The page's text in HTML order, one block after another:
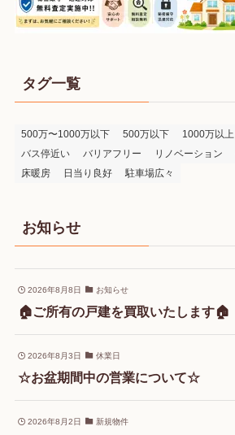
タグ一覧
500万〜1000万以下 500万以下 1000万以上
バス停近い
バリアフリー リノベーション
床暖房
日当り良好 駐車場広々
お知らせ
2026年8月8日 お知らせ
🏠ご所有の戸建を買取いたします🏠
2026年8月3日 休業日
☆お盆期間中の営業について☆
2026年8月2日 新規物件